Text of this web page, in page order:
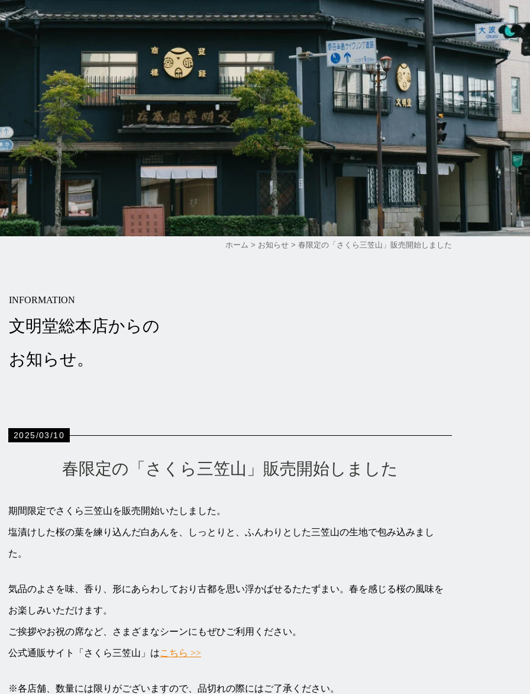
ホーム > お知らせ > 春限定の「さくら三笠山」販売開始しました
INFORMATION
文明堂総本店からの
お知らせ。
2025/03/10
春限定の「さくら三笠山」販売開始しました
期間限定でさくら三笠山を販売開始いたしました。
塩漬けした桜の葉を練り込んだ白あんを、しっとりと、ふんわりとした三笠山の生地で包み込みまし
た。
気品のよさを味、香り、形にあらわしており古都を思い浮かばせるたたずまい。春を感じる桜の風味を
お楽しみいただけます。
ご挨拶やお祝の席など、さまざまなシーンにもぜひご利用ください。
公式通販サイト「さくら三笠山」はこちら >>
※各店舗、数量には限りがございますので、品切れの際にはご了承ください。